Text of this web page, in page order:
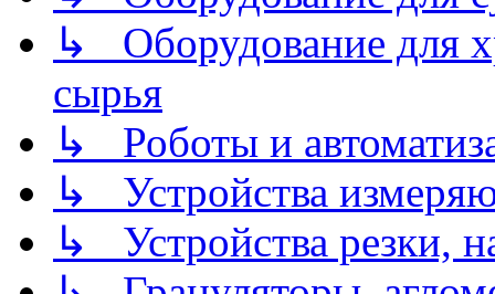
↳ Оборудование для
сырья
↳ Роботы и
↳ Устройства
↳ Устройства резки,